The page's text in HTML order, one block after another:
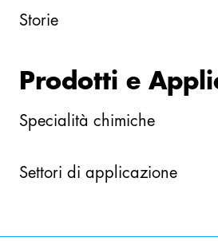
Storie
Prodotti e
Specialità chimiche
Settori di applicazione